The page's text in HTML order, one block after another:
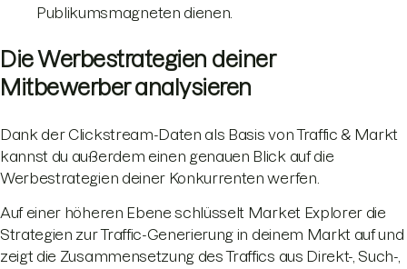
Publikumsmagneten dienen.
Die Werbestrategien deiner
Mitbewerber analysieren
Dank der Clickstream-Daten als Basis von Traffic & Markt
kannst du außerdem einen genauen Blick auf die
Werbestrategien deiner Konkurrenten werfen.
Auf einer höheren Ebene schlüsselt Market Explorer die
Strategien zur Traffic-Generierung in deinem Markt auf und
zeigt die Zusammensetzung des Traffics aus Direkt-, Such-,